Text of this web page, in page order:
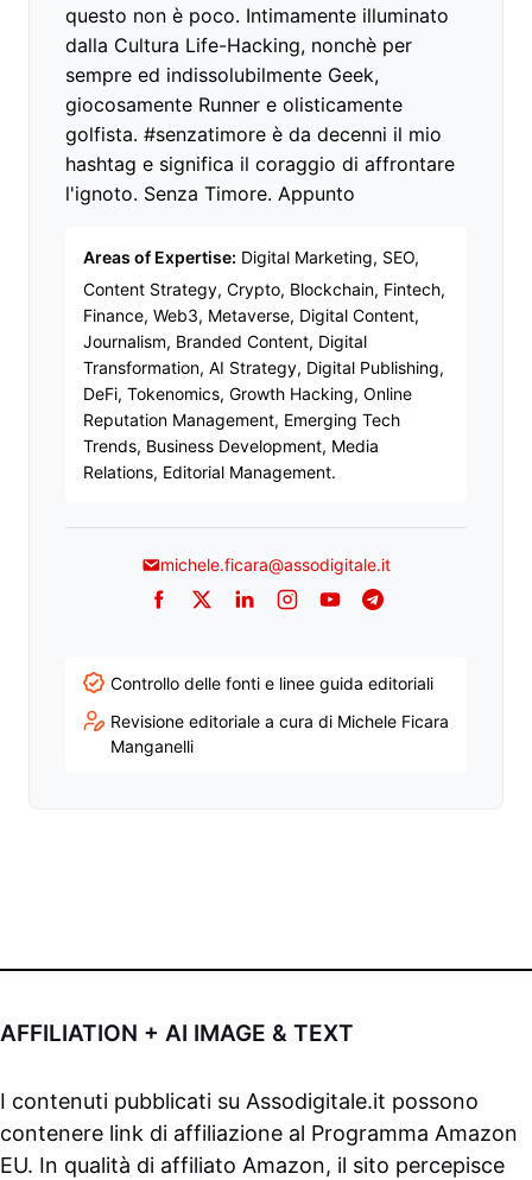
questo non è poco. Intimamente illuminato
dalla Cultura Life-Hacking, nonchè per
sempre ed indissolubilmente Geek,
giocosamente Runner e olisticamente
golfista. #senzatimore è da decenni il mio
hashtag e significa il coraggio di affrontare
l'ignoto. Senza Timore. Appunto
Areas of Expertise: Digital Marketing, SEO,
Content Strategy, Crypto, Blockchain, Fintech,
Finance, Web3, Metaverse, Digital Content,
Journalism, Branded Content, Digital
Transformation, AI Strategy, Digital Publishing,
DeFi, Tokenomics, Growth Hacking, Online
Reputation Management, Emerging Tech
Trends, Business Development, Media
Relations, Editorial Management.
michele.ficara@assodigitale.it
Facebook
TwitterLinkedInInstagram
YouTubeTelegram
Controllo delle fonti e linee guida editoriali
Revisione editoriale a cura di Michele Ficara
Manganelli
AFFILIATION + AI IMAGE & TEXT
I contenuti pubblicati su Assodigitale.it possono
contenere link di affiliazione al Programma Amazon
EU. In qualità di affiliato Amazon, il sito percepisce